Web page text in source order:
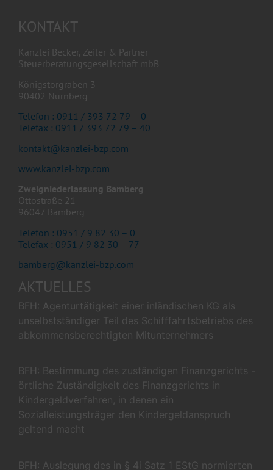
KONTAKT
Kanzlei Becker, Zeiler & Partner
Steuerberatungsgesellschaft mbB
Königstorgraben 3
90402 Nürnberg
Telefon : 0911 / 393 72 79 – 0
Telefax : 0911 / 393 72 79 – 40
kontakt@kanzlei-bzp.com
www.kanzlei-bzp.com
Zweigniederlassung Bamberg
Ottostraße 21
96047 Bamberg
Telefon : 0951 / 9 82 30 – 0
Telefax : 0951 / 9 82 30 – 77
bamberg@kanzlei-bzp.com
AKTUELLES
BFH: Agenturtätigkeit einer inländischen KG als
unselbstständiger Teil des Schifffahrtsbetriebs des
abkommensberechtigten Mitunternehmers
BFH: Bestimmung des zuständigen Finanzgerichts -
örtliche Zuständigkeit des Finanzgerichts in
Kindergeldverfahren, in denen ein
Sozialleistungsträger den Kindergeldanspruch
geltend macht
BFH: Auslegung des in § 4i Satz 1 EStG normierten